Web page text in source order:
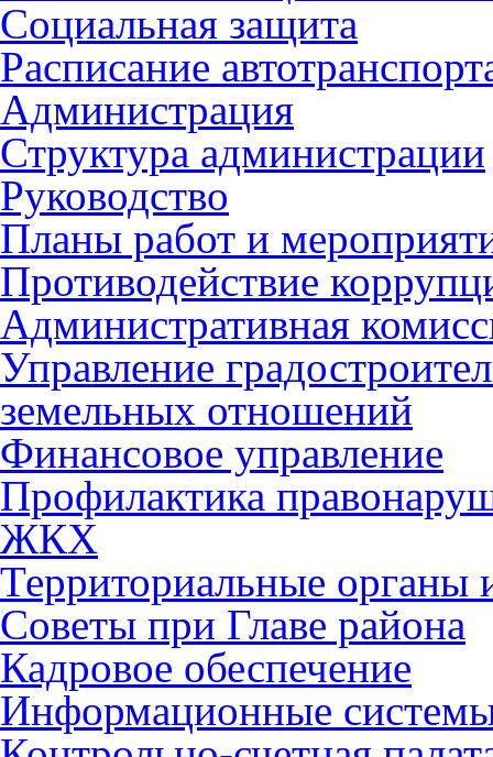
Социальная защита
Расписание
Администрация
Структура администрации
Руководство
Планы работ и
Противодействие
Административная
Управление
земельных отношений
Финансовое управление
Профилактика
ЖКХ
Территориальные органы
Советы при Главе района
Кадровое обеспечение
Информационные